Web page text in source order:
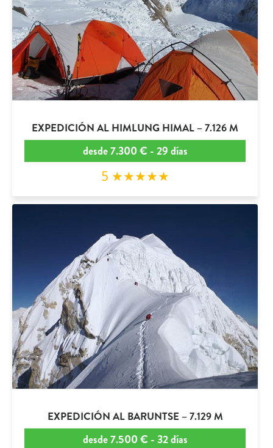
EXPEDICIÓN AL HIMLUNG HIMAL – 7.126 M
desde 7.300 € - 29 días
5 ★★★★★
EXPEDICIÓN AL BARUNTSE – 7.129 M
desde 7.500 € - 32 días